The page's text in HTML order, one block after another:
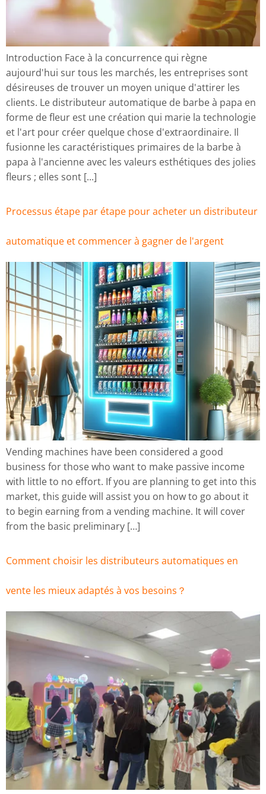
Introduction Face à la concurrence qui règne
aujourd'hui sur tous les marchés, les entreprises sont
désireuses de trouver un moyen unique d'attirer les
clients. Le distributeur automatique de barbe à papa en
forme de fleur est une création qui marie la technologie
et l'art pour créer quelque chose d'extraordinaire. Il
fusionne les caractéristiques primaires de la barbe à
papa à l'ancienne avec les valeurs esthétiques des jolies
fleurs ; elles sont [...]
Processus étape par étape pour acheter un distributeur
automatique et commencer à gagner de l'argent
Vending machines have been considered a good
business for those who want to make passive income
with little to no effort. If you are planning to get into this
market, this guide will assist you on how to go about it
to begin earning from a vending machine. It will cover
from the basic preliminary […]
Comment choisir les distributeurs automatiques en
vente les mieux adaptés à vos besoins？